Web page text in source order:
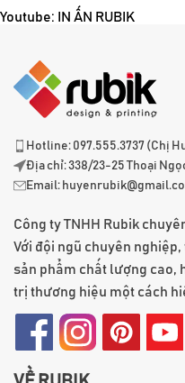
Youtube: IN ẤN RUBIK
Hotline: 097.555.3737 (Chị
Địa chỉ: 338/23-25 Thoại
Email:
Công ty TNHH Rubik
Với đội ngũ chuyên
sản phẩm chất lượng cao,
trị thương hiệu một cách